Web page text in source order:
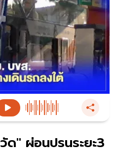
ด" ผ่อนปรนระยะ3